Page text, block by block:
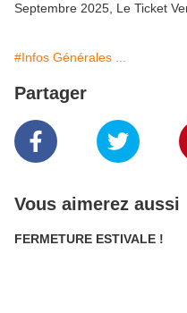
Septembre 2025, Le Ticket
#Infos Générales ...
Partager
Vous aimerez aussi
FERMETURE ESTIVALE !